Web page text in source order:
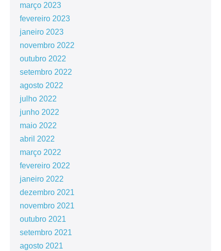
março 2023
fevereiro 2023
janeiro 2023
novembro 2022
outubro 2022
setembro 2022
agosto 2022
julho 2022
junho 2022
maio 2022
abril 2022
março 2022
fevereiro 2022
janeiro 2022
dezembro 2021
novembro 2021
outubro 2021
setembro 2021
agosto 2021